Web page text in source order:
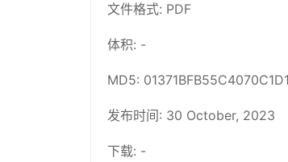
文件格式: PDF
体积: -
MD5:
发布时间: 30 October, 2023
下载: -